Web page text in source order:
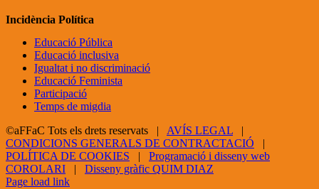
Incidència Política
Educació Pública
Educació inclusiva
Igualtat i no discriminació
Educació Feminista
Participació
Temps de migdia
©aFFaC Tots els drets reservats | AVÍS LEGAL |
CONDICIONS GENERALS DE CONTRACTACIÓ |
POLÍTICA DE COOKIES | Programació i disseny web
COROLARI | Disseny gràfic QUIM DIAZ
Facebook
X
YouTube
Page load link